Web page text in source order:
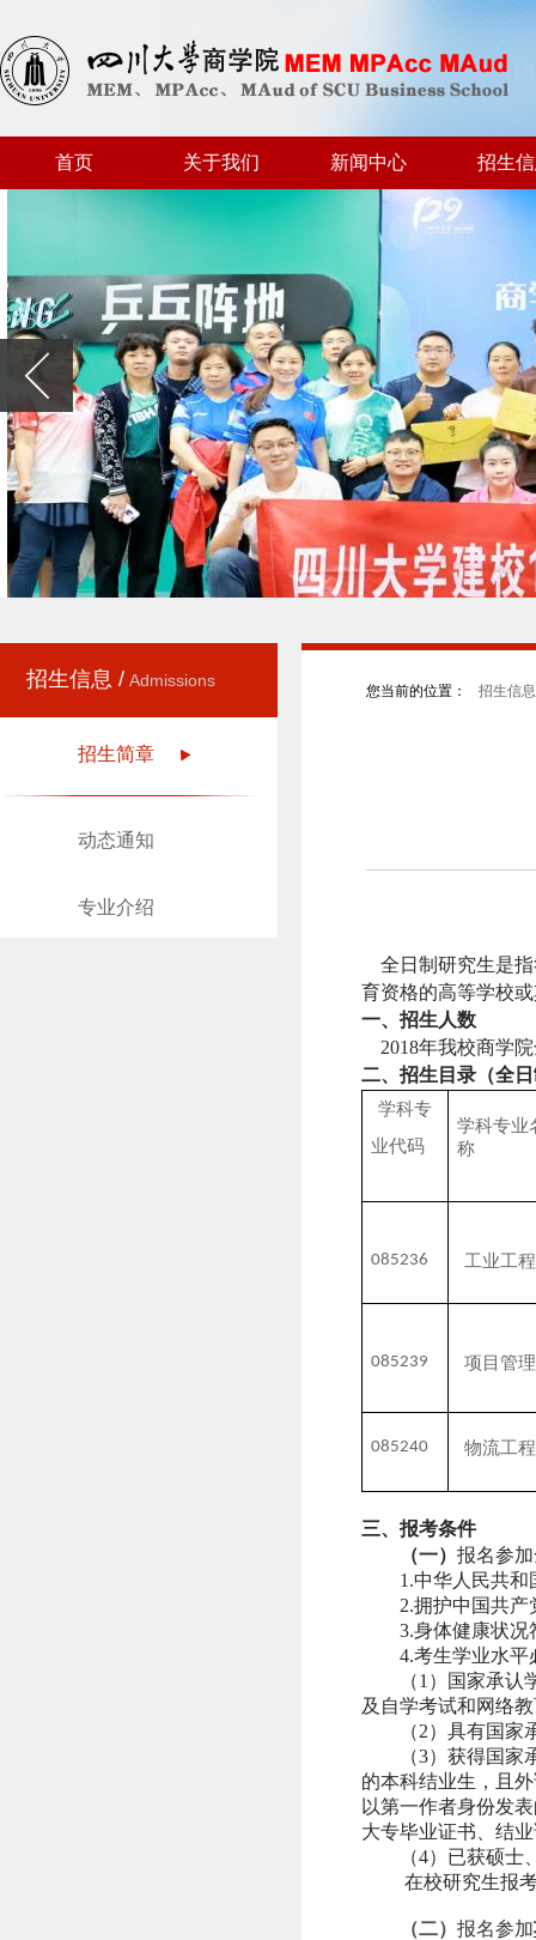
首页 关于我们 新闻中心 招生
招生信息 / Admissions
招生简章
动态通知
专业介绍
您当前的位置： 招生信
全日制研究生是
育资格的高等学校
一、招生人数
2018年我校商学
二、招生目录（全
学科专
业代码
学科专业
称
085236 工业工程
085239 项目管理
085240 物流工程
三、报考条件
（一） 报名参
1.中华人民共和
2.拥护中国共产
3.身体健康状况
4.考生学业水平
（1 ）国家承认
及自学考试和网络
（2）具有国家
（3）获得国家
的本科结业生，且
以第一作者身份发
大专毕业证书、结
（4）已获硕士
在校研究生报
（二） 报名参加